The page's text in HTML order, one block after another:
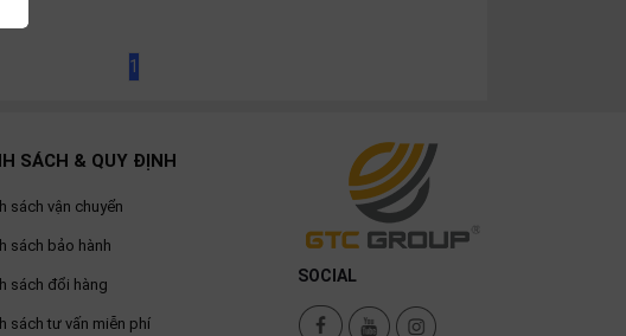
1
SÁCH & QUY ĐỊNH
sách vận chuyển
sách bảo hành
sách đổi hàng
sách tư vấn miễn phí
SOCIAL